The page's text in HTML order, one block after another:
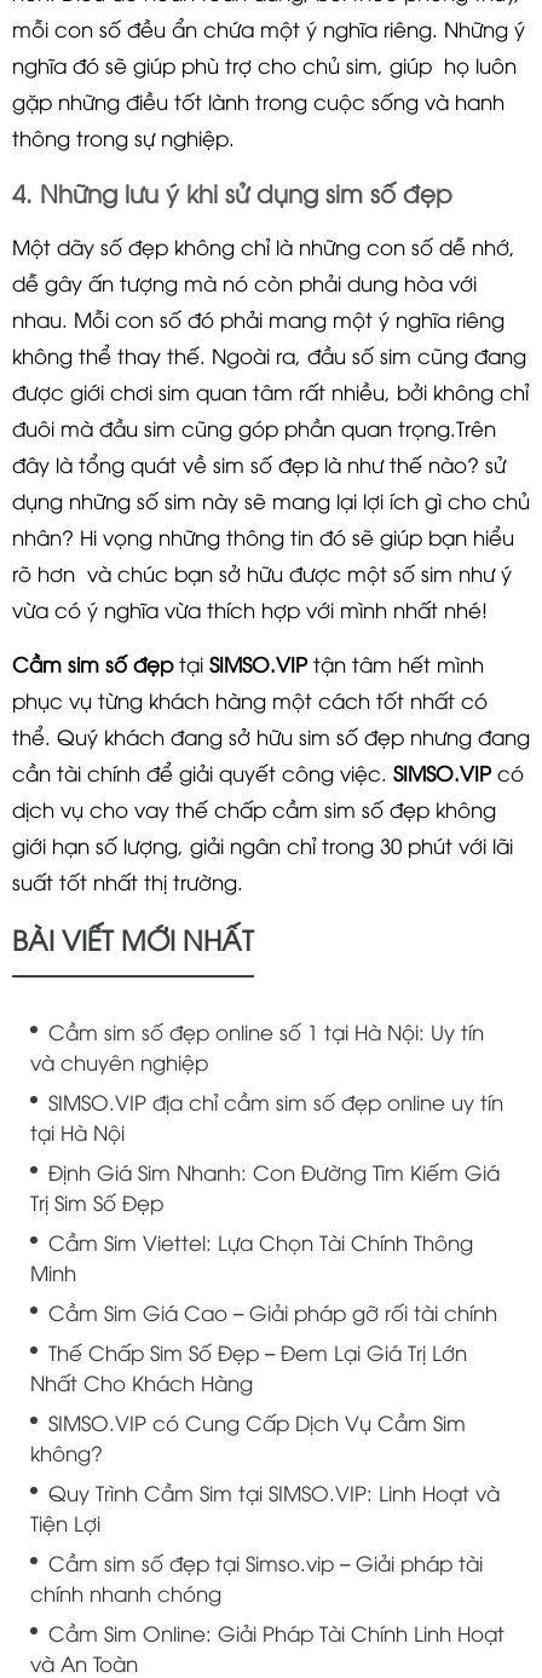
mỗi con số đều ẩn chứa một ý nghĩa riêng. Những ý
nghĩa đó sẽ giúp phù trợ cho chủ sim, giúp họ luôn
gặp những điều tốt lành trong cuộc sống và hanh
thông trong sự nghiệp.
4. Những lưu ý khi sử dụng sim số đẹp
Một dãy số đẹp không chỉ là những con số dễ nhớ,
dễ gây ấn tượng mà nó còn phải dung hòa với
nhau. Mỗi con số đó phải mang một ý nghĩa riêng
không thể thay thế. Ngoài ra, đầu số sim cũng đang
được giới chơi sim quan tâm rất nhiều, bởi không chỉ
đuôi mà đầu sim cũng góp phần quan trọng.Trên
đây là tổng quát về sim số đẹp là như thế nào? sử
dụng những số sim này sẽ mang lại lợi ích gì cho chủ
nhân? Hi vọng những thông tin đó sẽ giúp bạn hiểu
rõ hơn và chúc bạn sở hữu được một số sim như ý
vừa có ý nghĩa vừa thích hợp với mình nhất nhé!
Cầm sim số đẹptại SIMSO.VIP tận tâm hết mình
phục vụ từng khách hàng một cách tốt nhất có
thể. Quý khách đang sở hữu sim số đẹp nhưng đang
cần tài chính để giải quyết công việc. SIMSO.VIP có
dịch vụ cho vay thế chấp cầm sim số đẹp không
giới hạn số lượng, giải ngân chỉ trong 30 phút với lãi
suất tốt nhất thị trường.
BÀI VIẾT MỚI NHẤT
Cầm sim số đẹp online số 1 tại Hà Nội: Uy tín
và chuyên nghiệp
SIMSO.VIP địa chỉ cầm sim số đẹp online uy tín
tại Hà Nội
Định Giá Sim Nhanh: Con Đường Tìm Kiếm Giá
Trị Sim Số Đẹp
Cầm Sim Viettel: Lựa Chọn Tài Chính Thông
Minh
Cầm Sim Giá Cao – Giải pháp gỡ rối tài chính
Thế Chấp Sim Số Đẹp – Đem Lại Giá Trị Lớn
Nhất Cho Khách Hàng
SIMSO.VIP có Cung Cấp Dịch Vụ Cầm Sim
không?
Quy Trình Cầm Sim tại SIMSO.VIP: Linh Hoạt và
Tiện Lợi
Cầm sim số đẹp tại Simso.vip – Giải pháp tài
chính nhanh chóng
Cầm Sim Online: Giải Pháp Tài Chính Linh Hoạt
và An Toàn